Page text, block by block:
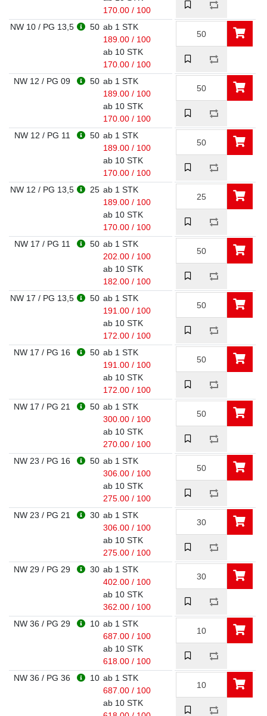
170.00 / 100
NW 10 / PG 13,5
50 ab 1 STK
189.00 / 100
ab 10 STK
170.00 / 100
NW 12 / PG 09
50 ab 1 STK
189.00 / 100
ab 10 STK
170.00 / 100
NW 12 / PG 11
50 ab 1 STK
189.00 / 100
ab 10 STK
170.00 / 100
NW 12 / PG 13,5
25 ab 1 STK
189.00 / 100
ab 10 STK
170.00 / 100
NW 17 / PG 11
50 ab 1 STK
202.00 / 100
ab 10 STK
182.00 / 100
NW 17 / PG 13,5
50 ab 1 STK
191.00 / 100
ab 10 STK
172.00 / 100
NW 17 / PG 16
50 ab 1 STK
191.00 / 100
ab 10 STK
172.00 / 100
NW 17 / PG 21
50 ab 1 STK
300.00 / 100
ab 10 STK
270.00 / 100
NW 23 / PG 16
50 ab 1 STK
306.00 / 100
ab 10 STK
275.00 / 100
NW 23 / PG 21
30 ab 1 STK
306.00 / 100
ab 10 STK
275.00 / 100
NW 29 / PG 29
30 ab 1 STK
402.00 / 100
ab 10 STK
362.00 / 100
NW 36 / PG 29
10 ab 1 STK
687.00 / 100
ab 10 STK
618.00 / 100
NW 36 / PG 36
10 ab 1 STK
687.00 / 100
ab 10 STK